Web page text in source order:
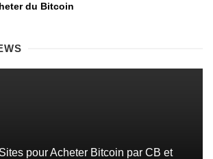
du Bitcoin
pour Acheter Bitcoin par CB et